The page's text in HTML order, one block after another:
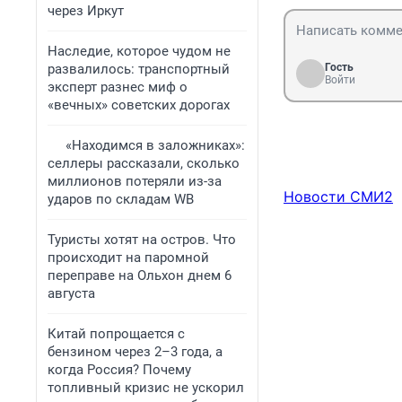
через Иркут
Наследие, которое чудом не
развалилось: транспортный
эксперт разнес миф о
«вечных» советских дорогах
«Находимся в заложниках»:
селлеры рассказали, сколько
миллионов потеряли из-за
ударов по складам WB
Туристы хотят на остров. Что
происходит на паромной
переправе на Ольхон днем 6
августа
Китай попрощается с
бензином через 2–3 года, а
когда Россия? Почему
топливный кризис не ускорил
Гость
Войти
Новости СМИ2